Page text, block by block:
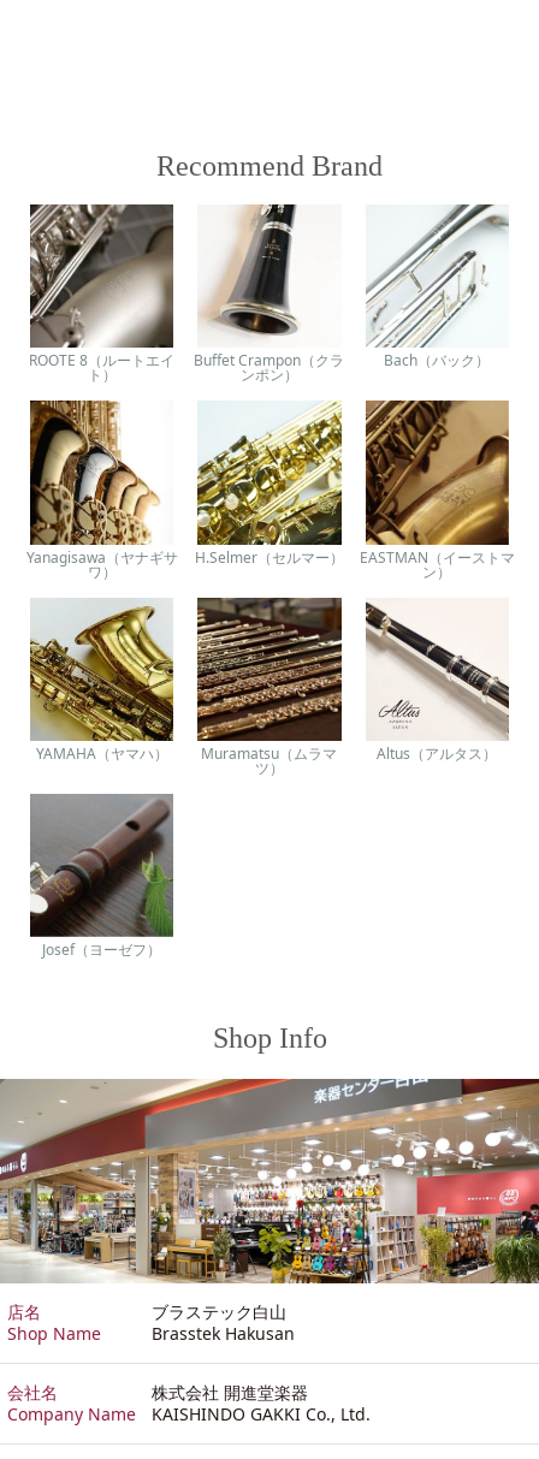
Recommend Brand
ROOTE 8（ルートエイ
ト）
Buffet Crampon（クラ
ンポン）
Bach（バック）
Yanagisawa（ヤナギサ
ワ）
H.Selmer（セルマー） EASTMAN（イーストマ
ン）
YAMAHA（ヤマハ） Muramatsu（ムラマ
ツ）
Altus（アルタス）
Josef（ヨーゼフ）
Shop Info
店名
Shop Name
ブラステック白山
Brasstek Hakusan
会社名
Company Name
株式会社 開進堂楽器
KAISHINDO GAKKI Co., Ltd.